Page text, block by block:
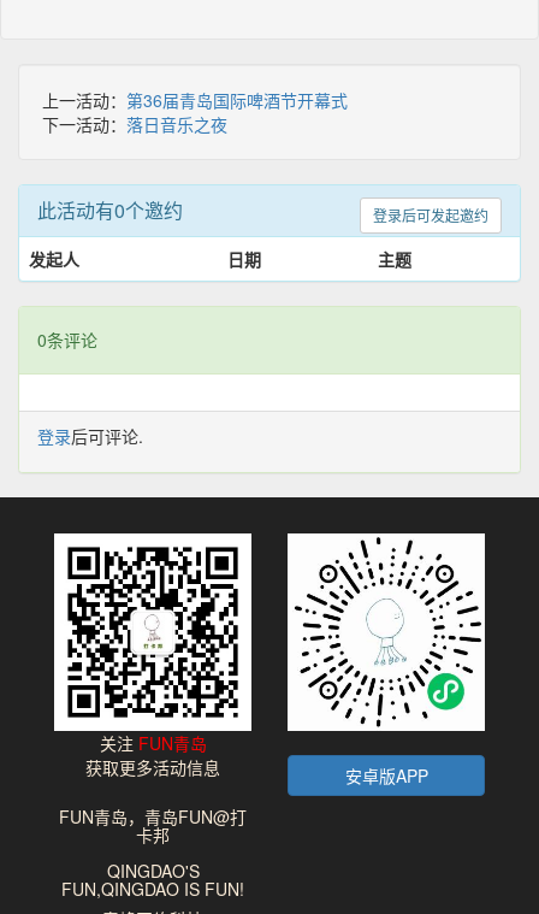
上一活动： 第36届青岛国际啤酒节开幕式
下一活动： 落日音乐之夜
登录后可发起邀约
此活动有0个邀约
发起人 日期 主题
0条评论
登录后可评论.
关注 FUN青岛
获取更多活动信息
安卓版APP
FUN青岛，青岛FUN@打
卡邦
QINGDAO'S
FUN,QINGDAO IS FUN!